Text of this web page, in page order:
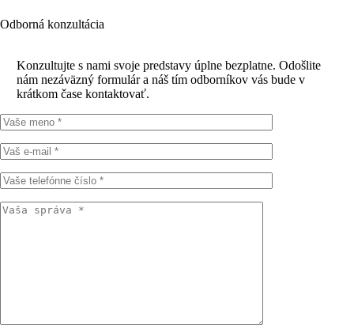
Odborná konzultácia
Konzultujte s nami svoje predstavy úplne bezplatne. Odošlite
nám nezáväzný formulár a náš tím odborníkov vás bude v
krátkom čase kontaktovať.